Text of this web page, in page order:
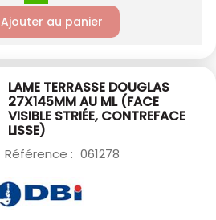
Ajouter au panier
LAME TERRASSE DOUGLAS
27X145MM AU ML (FACE
VISIBLE STRIÉE, CONTREFACE
LISSE)
Référence : 061278